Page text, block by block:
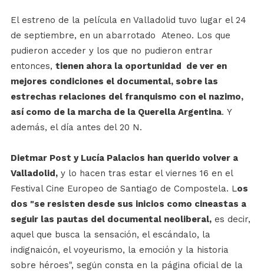
El estreno de la película en Valladolid tuvo lugar el 24
de septiembre, en un abarrotado Ateneo. Los que
pudieron acceder y los que no pudieron entrar
entonces, tienen ahora la oportunidad de ver en
mejores condiciones el documental, sobre las
estrechas relaciones del franquismo con el nazimo,
así como de la marcha de la Querella Argentina. Y
además, el día antes del 20 N.
Dietmar Post y Lucía Palacios han querido volver a
Valladolid,y lo hacen tras estar el viernes 16 en el
Festival Cine Europeo de Santiago de Compostela. Los
dos "se resisten desde sus inicios como cineastas a
seguir las pautas del documental neoliberal,es decir,
aquel que busca la sensación, el escándalo, la
indignaicón, el voyeurismo, la emoción y la historia
sobre héroes", según consta en la página oficial de la